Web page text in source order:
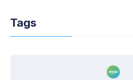
p
Tags